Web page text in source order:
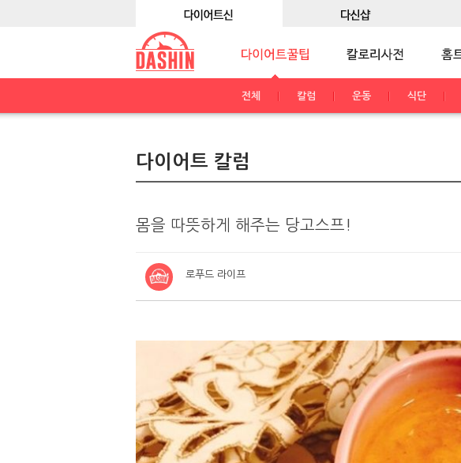
전체 칼럼 운동 식단
다이어트 칼럼
몸을 따뜻하게 해주는 당고스프!
로푸드 라이프